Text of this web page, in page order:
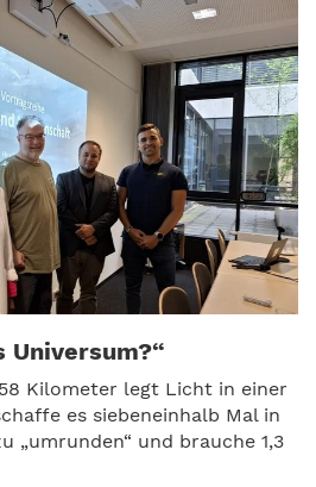
Universum?“
Kilometer legt Licht in einer
es siebeneinhalb Mal in
„umrunden“ und brauche 1,3